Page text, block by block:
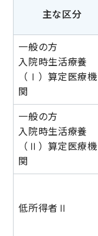
主な区分
一般の方
入院時生活療養
（Ⅰ）算定医療機
関
一般の方
入院時生活療養
（Ⅱ）算定医療機
関
低所得者Ⅱ